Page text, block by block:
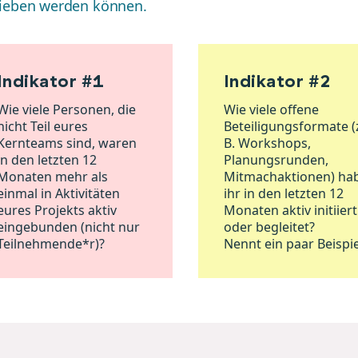
werden können.
#1
viele Personen, die
Teil eures
sind, waren
den letzten 12
mehr als
in Aktivitäten
Projekts aktiv
(nicht nur
Indikator #2
Wie viele offene
Beteiligungsformate
B. Workshops,
Planungsrunden,
Mitmachaktionen)
ihr in den letzten 12
Monaten aktiv initiiert
oder begleitet?
Nennt ein paar